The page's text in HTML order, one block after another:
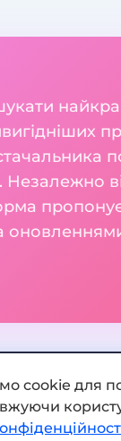
Незалежно
cookie для